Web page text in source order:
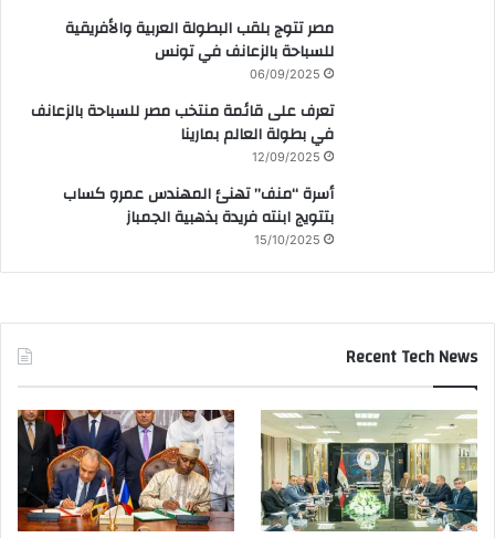
مصر تتوج بلقب البطولة العربية والأفريقية
للسباحة بالزعانف في تونس
06/09/2025
تعرف على قائمة منتخب مصر للسباحة بالزعانف
في بطولة العالم بمارينا
12/09/2025
أسرة “منف” تهنئ المهندس عمرو كساب
بتتويج ابنته فريدة بذهبية الجمباز
15/10/2025
Recent Tech News